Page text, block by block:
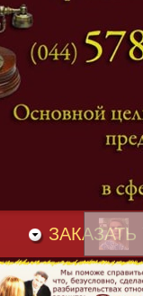
Оформление
Оспаривание
Адвокат
и
ЗАКАЗАТЬ